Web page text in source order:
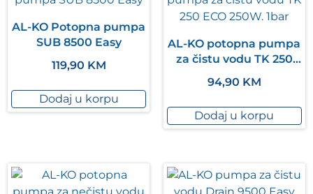
AL-KO Potopna pumpa
SUB 8500 Easy
119,90 KM
Dodaj u korpu
AL-KO potopna pumpa
za čistu vodu TK 250
94,90 KM
Dodaj u korpu